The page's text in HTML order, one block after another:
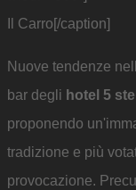
Il Carro[/caption]
Nuove tendenze
bar degli hotel 5
proponendo
tradizione e più
provocazione.